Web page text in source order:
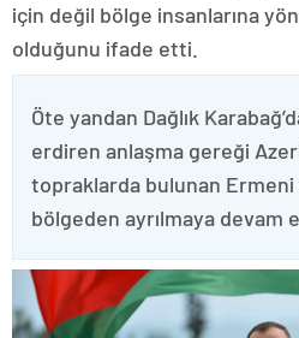
için değil bölge insanlarına
olduğunu ifade etti.
Öte yandan Dağlık
erdiren anlaşma gereği
topraklarda bulunan
bölgeden ayrılmaya devam